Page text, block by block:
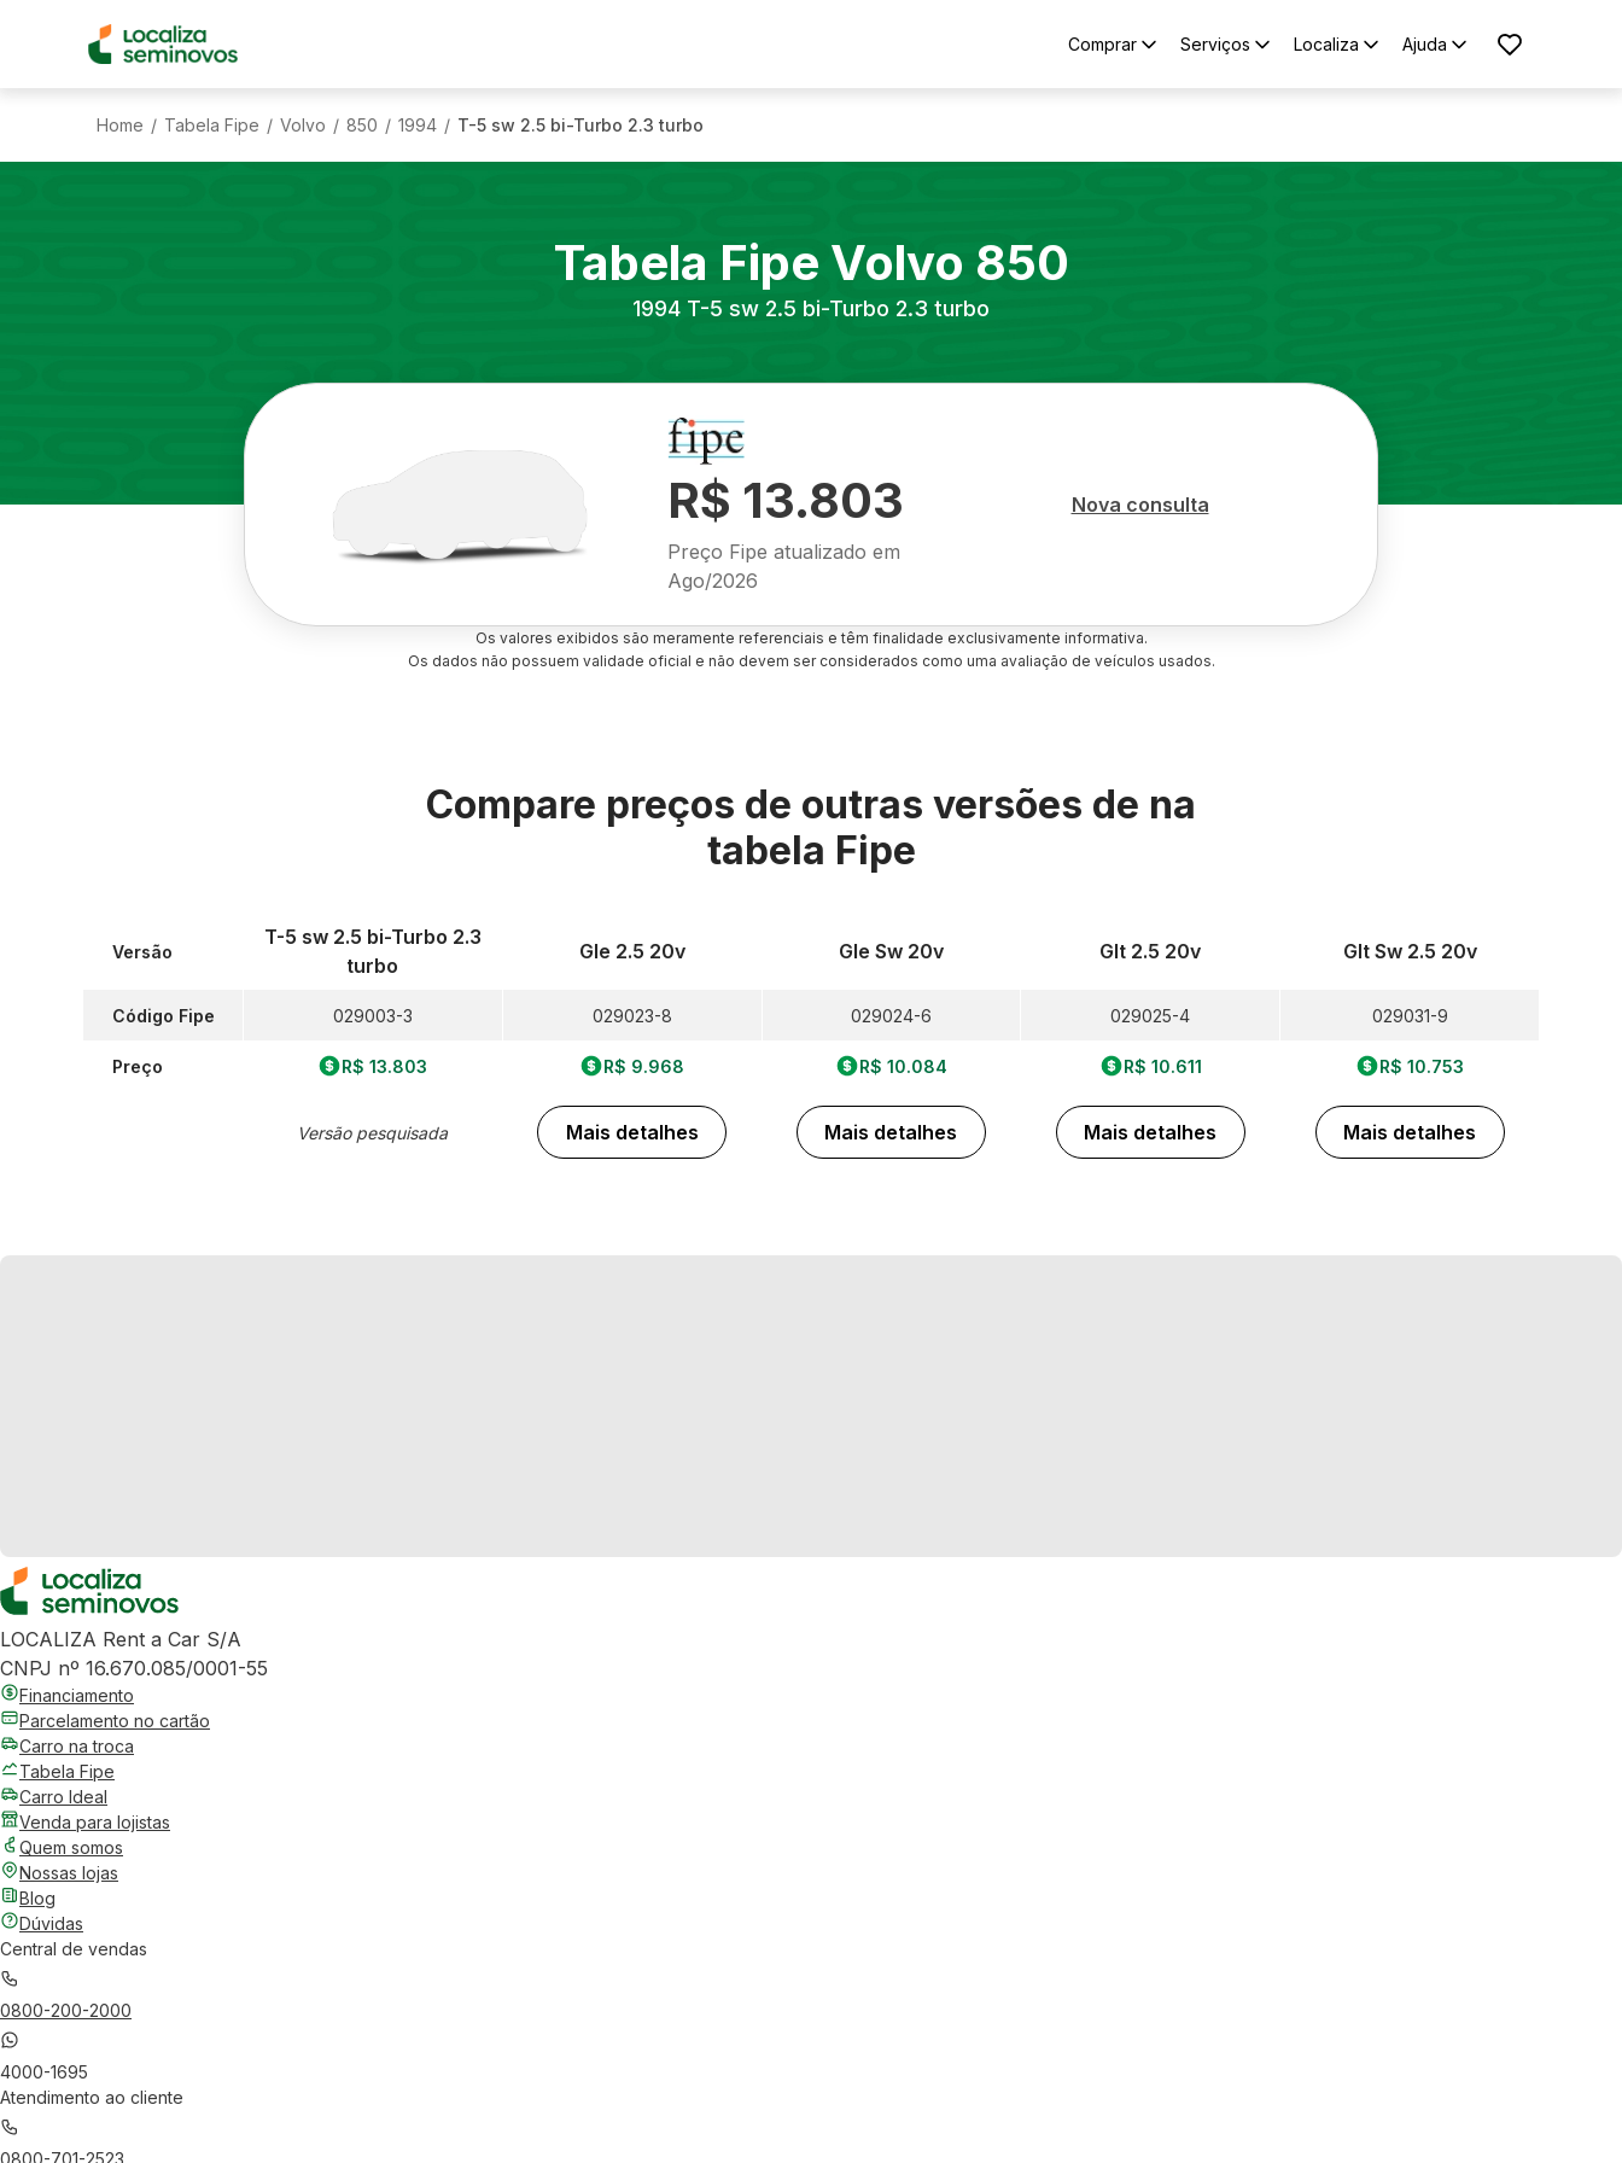
Comprar Serviços Localiza Ajuda
Home / Tabela Fipe / Volvo / 850 / 1994 / T-5 sw 2.5 bi-Turbo 2.3 turbo
Tabela Fipe Volvo 850
1994 T-5 sw 2.5 bi-Turbo 2.3 turbo
R$ 13.803
Preço Fipe atualizado em
Ago/2026
Nova consulta
Os valores exibidos são meramente referenciais e têm finalidade exclusivamente informativa.
Os dados não possuem validade oficial e não devem ser considerados como uma avaliação de veículos usados.
Compare preços de outras versões de na
tabela Fipe
Versão
Código Fipe
Preço
T-5 sw 2.5 bi-Turbo 2.3
turbo
029003-3
R$ 13.803
Versão pesquisada
Gle 2.5 20v
029023-8
R$ 9.968
Mais detalhes
Gle Sw 20v
029024-6
R$ 10.084
Mais detalhes
Glt 2.5 20v
029025-4
R$ 10.611
Mais detalhes
Glt Sw 2.5 20v
029031-9
R$ 10.753
Mais detalhes
LOCALIZA Rent a Car S/A
CNPJ nº 16.670.085/0001-55
Financiamento
Parcelamento no cartão
Carro na troca
Tabela Fipe
Carro Ideal
Venda para lojistas
Quem somos
Nossas lojas
Blog
Dúvidas
Central de vendas
0800-200-2000
4000-1695
Atendimento ao cliente
0800-701-2523